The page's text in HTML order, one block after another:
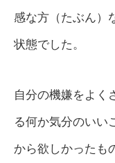
感な方（たぶん）
状態でした。
自分の機嫌をよく
る何か気分のいい
から欲しかったも